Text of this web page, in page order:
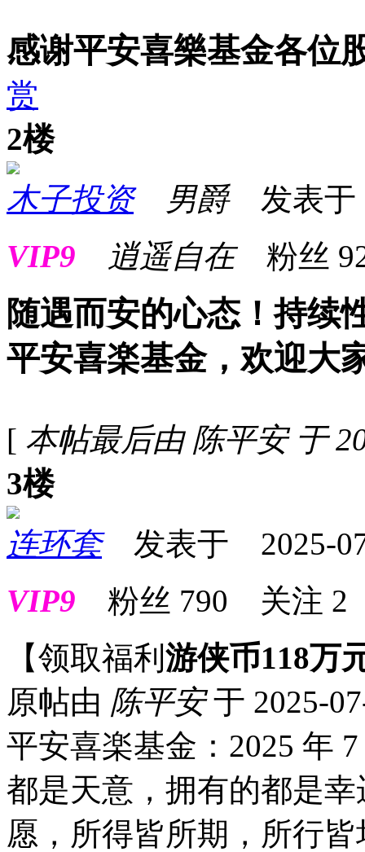
感谢平安喜樂基金各位
赏
2楼
木子投资
男爵发表于
VIP9
逍遥自在粉丝
随遇而安的心态！持续
平安喜楽基金，欢迎大
[ 本帖最后由 陈平安 于
3楼
连环套发表于 2025-
VIP9 粉丝 790 关注 2
【领取福利 游侠币118万
原帖由 陈平安于 2025-
平安喜楽基金：2025 年
都是天意，拥有的都是
愿，所得皆所期，所行